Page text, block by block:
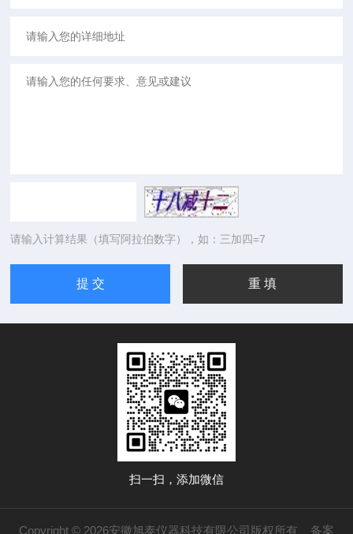
请输入计算结果（填写阿拉伯数字），如：三加四=7
扫一扫，添加微信
Copyright © 2026安徽旭泰仪器科技有限公司版权所有 备案